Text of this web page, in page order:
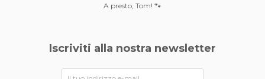
A presto, Tom! 🐾
Iscriviti alla nostra newsletter